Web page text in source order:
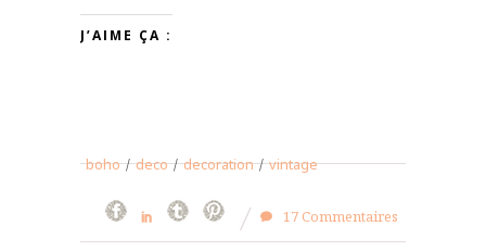
J’AIME ÇA :
boho / deco / decoration / vintage
17 Commentaires